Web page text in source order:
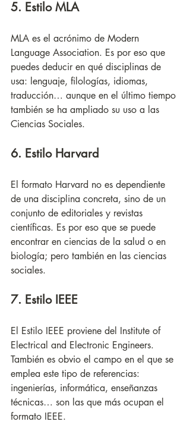
5. Estilo MLA
MLA es el acrónimo de Modern
Language Association. Es por eso que
puedes deducir en qué disciplinas de
usa: lenguaje, filologías, idiomas,
traducción… aunque en el último tiempo
también se ha ampliado su uso a las
Ciencias Sociales.
6. Estilo Harvard
El formato Harvard no es dependiente
de una disciplina concreta, sino de un
conjunto de editoriales y revistas
científicas. Es por eso que se puede
encontrar en ciencias de la salud o en
biología; pero también en las ciencias
sociales.
7. Estilo IEEE
El Estilo IEEE proviene del Institute of
Electrical and Electronic Engineers.
También es obvio el campo en el que se
emplea este tipo de referencias:
ingenierías, informática, enseñanzas
técnicas… son las que más ocupan el
formato IEEE.